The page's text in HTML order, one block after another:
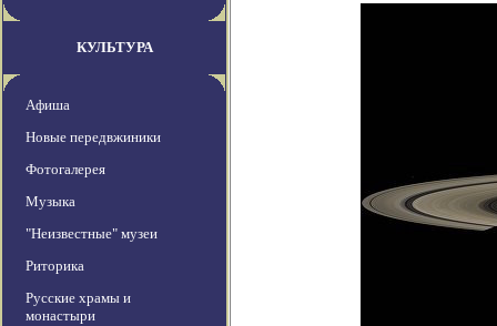
КУЛЬТУРА
Афиша
Новые передвжиники
Фотогалерея
Музыка
"Неизвестные" музеи
Риторика
Русские храмы и
монастыри